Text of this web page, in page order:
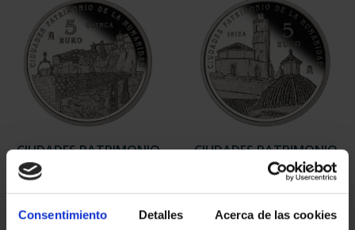
Consentimiento Detalles Acerca de las cookies
CIUDADES PATRIMONIO
CIUDADES PATRIMONIO
II- IBIZA
73,00 €